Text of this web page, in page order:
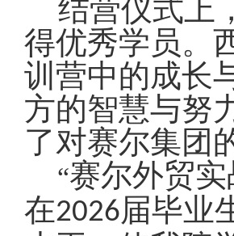
结营仪式上
得优秀学员。
训营中的成长
方的智慧与努
了对赛尔集团
“赛尔外贸
在2026届毕业